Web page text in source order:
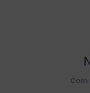
Com